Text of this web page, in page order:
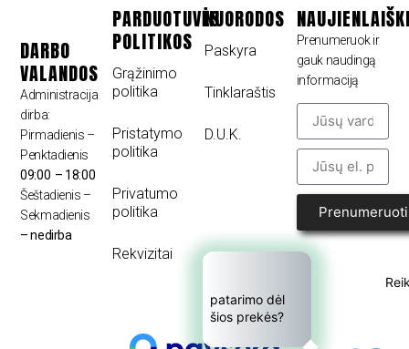
DARBO
VALANDOS
Administracija
dirba:
Pirmadienis –
Penktadienis
09:00 – 18:00
Šeštadienis –
Sekmadienis
– nedirba
PARDUOTUVĖS
POLITIKOS
Grąžinimo
politika
Pristatymo
politika
Privatumo
politika
Rekvizitai
NUORODOS
Paskyra
Tinklaraštis
D.U.K.
Prenumeruok ir
gauk naudingą
informaciją
Prenumeruoti
patarimo dėl
šios prekės?